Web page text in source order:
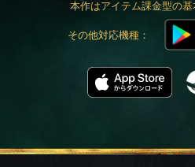
本作はアイテム課金型の
その他対応機種：